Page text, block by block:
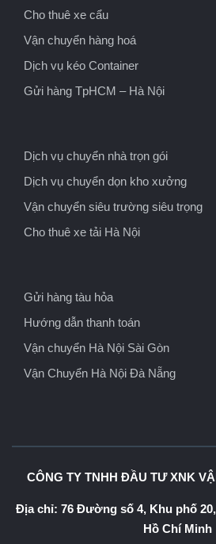
Cho thuê xe cẩu
Vận chuyển hàng hoá
Dịch vụ kéo Container
Gửi hàng TpHCM – Hà Nội
Dịch vụ chuyển nhà trọn gói
Dịch vụ chuyển dọn kho xưởng
Vận chuyển siêu trường siêu trọng
Cho thuê xe tải Hà Nội
Gửi hàng tàu hỏa
Hướng dẫn thanh toán
Vận chuyển Hà Nội Sài Gòn
Vận Chuyển Hà Nội Đà Nẵng
CÔNG TY TNHH ĐẦU TƯ XNK
Địa chỉ: 76 Đường số 4, Khu phố
Hồ Chí Minh